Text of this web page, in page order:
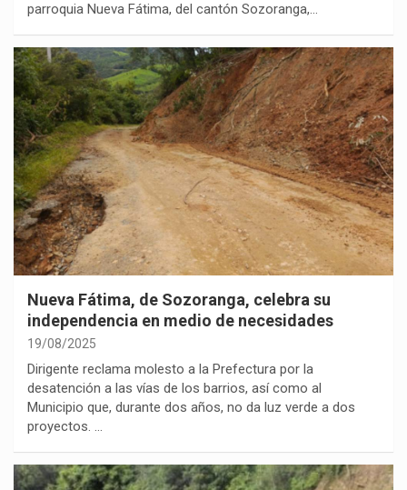
parroquia Nueva Fátima, del cantón Sozoranga,…
Nueva Fátima, de Sozoranga, celebra su
independencia en medio de necesidades
19/08/2025
Dirigente reclama molesto a la Prefectura por la
desatención a las vías de los barrios, así como al
Municipio que, durante dos años, no da luz verde a dos
proyectos. …